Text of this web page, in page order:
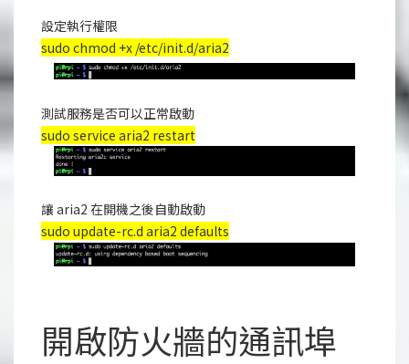
設定執行權限
sudo chmod +x /etc/init.d/aria2
測試服務是否可以正常啟動
sudo service aria2 restart
讓 aria2 在開機之後自動啟動
sudo update-rc.d aria2 defaults
開啟防火牆的通訊埠